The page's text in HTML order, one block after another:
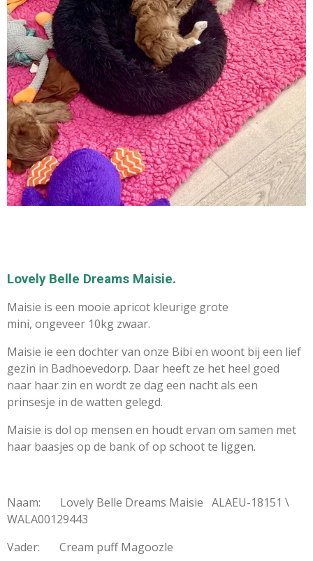
Lovely Belle Dreams Maisie.
Maisie is een mooie apricot kleurige grote
mini, ongeveer 10kg zwaar.
Maisie ie een dochter van onze Bibi en woont bij een lief
gezin in Badhoevedorp. Daar heeft ze het heel goed
naar haar zin en wordt ze dag een nacht als een
prinsesje in de watten gelegd.
Maisie is dol op mensen en houdt ervan om samen met
haar baasjes op de bank of op schoot te liggen.
Naam: Lovely Belle Dreams Maisie ALAEU-18151 \
WALA00129443
Vader: Cream puff Magoozle